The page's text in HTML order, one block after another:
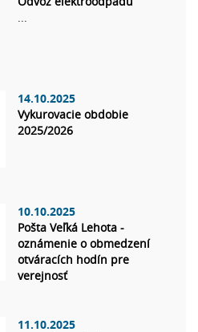
...
14.10.2025
Vykurovacie obdobie
2025/2026
10.10.2025
Pošta Veľká Lehota -
oznámenie o obmedzení
otváracích hodín pre
verejnosť
11.10.2025